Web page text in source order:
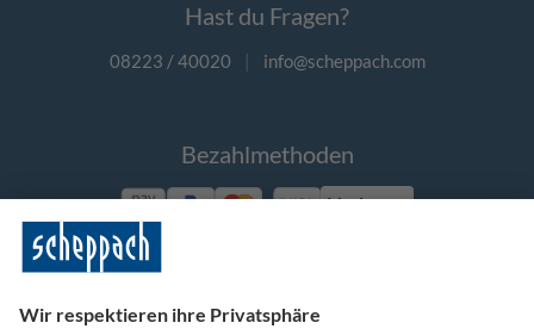
Hast du Fragen?
08223 / 40020 | info@scheppach.com
Bezahlmethoden
Vorkasse
Folge uns auf Social Media